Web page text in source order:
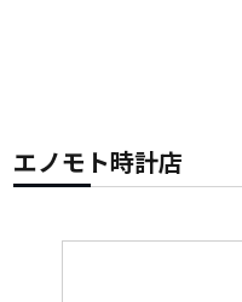
エノモト時計店